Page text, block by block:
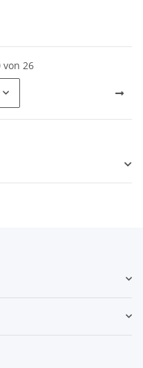
von 26